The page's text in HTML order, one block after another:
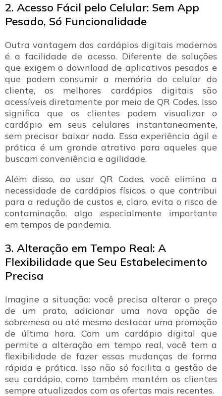
2. Acesso Fácil pelo Celular: Sem App
Pesado, Só Funcionalidade
Outra vantagem dos cardápios digitais modernos
é a facilidade de acesso. Diferente de soluções
que exigem o download de aplicativos pesados e
que podem consumir a memória do celular do
cliente, os melhores cardápios digitais são
acessíveis diretamente por meio de QR Codes. Isso
significa que os clientes podem visualizar o
cardápio em seus celulares instantaneamente,
sem precisar baixar nada. Essa experiência ágil e
prática é um grande atrativo para aqueles que
buscam conveniência e agilidade.
Além disso, ao usar QR Codes, você elimina a
necessidade de cardápios físicos, o que contribui
para a redução de custos e, claro, evita o risco de
contaminação, algo especialmente importante
em tempos de pandemia.
3. Alteração em Tempo Real: A
Flexibilidade que Seu Estabelecimento
Precisa
Imagine a situação: você precisa alterar o preço
de um prato, adicionar uma nova opção de
sobremesa ou até mesmo destacar uma promoção
de última hora. Com um cardápio digital que
permite a alteração em tempo real, você tem a
flexibilidade de fazer essas mudanças de forma
rápida e prática. Isso não só facilita a gestão de
seu cardápio, como também mantém os clientes
sempre atualizados com as ofertas mais recentes.